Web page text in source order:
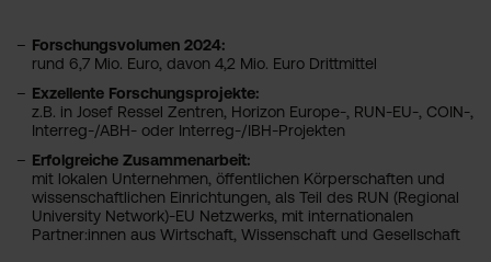
Forschungsvolumen 2024:
rund 6,7 Mio. Euro, davon 4,2 Mio. Euro Drittmittel
Exzellente Forschungsprojekte:
z.B. in Josef Ressel Zentren, Horizon Europe-, RUN-EU-, COIN-,
Interreg-/ABH- oder Interreg-/IBH-Projekten
Erfolgreiche Zusammenarbeit:
mit lokalen Unternehmen, öffentlichen Körperschaften und
wissenschaftlichen Einrichtungen, als Teil des RUN (Regional
University Network)-EU Netzwerks, mit internationalen
Partner:innen aus Wirtschaft, Wissenschaft und Gesellschaft